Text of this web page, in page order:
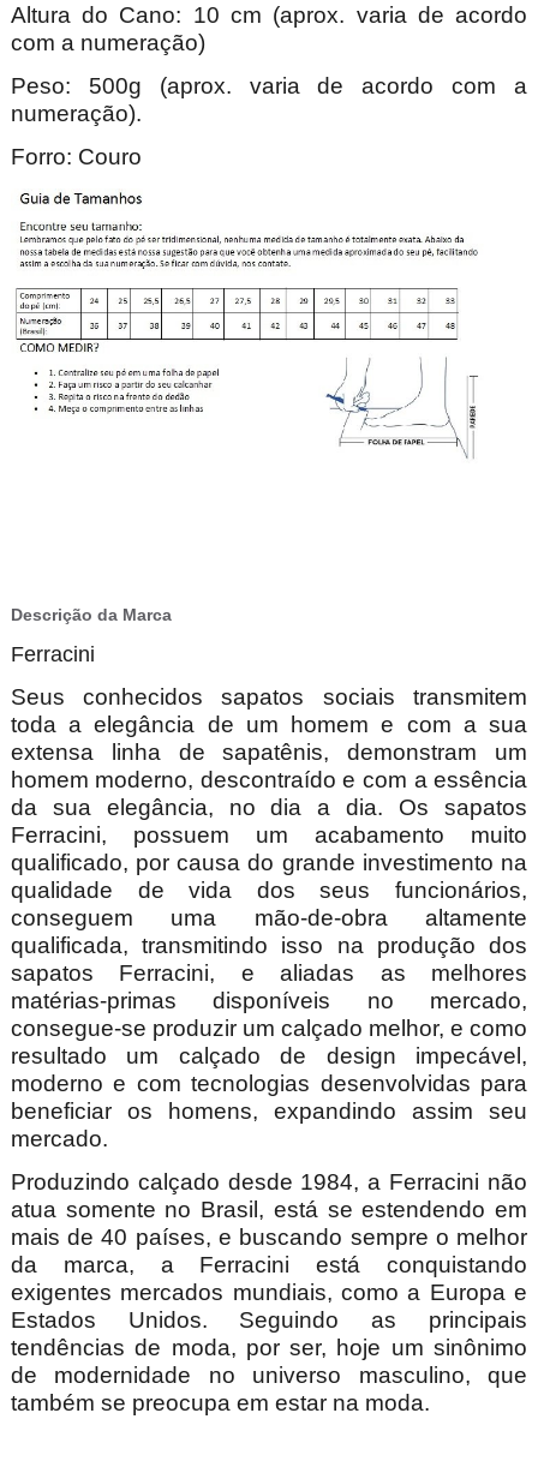
Altura do Cano: 10 cm (aprox. varia de acordo
com a numeração)
Peso: 500g (aprox. varia de acordo com a
numeração).
Forro: Couro
Descrição da Marca
Ferracini
Seus conhecidos sapatos sociais transmitem
toda a elegância de um homem e com a sua
extensa linha de sapatênis, demonstram um
homem moderno, descontraído e com a essência
da sua elegância, no dia a dia. Os sapatos
Ferracini, possuem um acabamento muito
qualificado, por causa do grande investimento na
qualidade de vida dos seus funcionários,
conseguem uma mão-de-obra altamente
qualificada, transmitindo isso na produção dos
sapatos Ferracini, e aliadas as melhores
matérias-primas disponíveis no mercado,
consegue-se produzir um calçado melhor, e como
resultado um calçado de design impecável,
moderno e com tecnologias desenvolvidas para
beneficiar os homens, expandindo assim seu
mercado.
Produzindo calçado desde 1984, a Ferracini não
atua somente no Brasil, está se estendendo em
mais de 40 países, e buscando sempre o melhor
da marca, a Ferracini está conquistando
exigentes mercados mundiais, como a Europa e
Estados Unidos. Seguindo as principais
tendências de moda, por ser, hoje um sinônimo
de modernidade no universo masculino, que
também se preocupa em estar na moda.